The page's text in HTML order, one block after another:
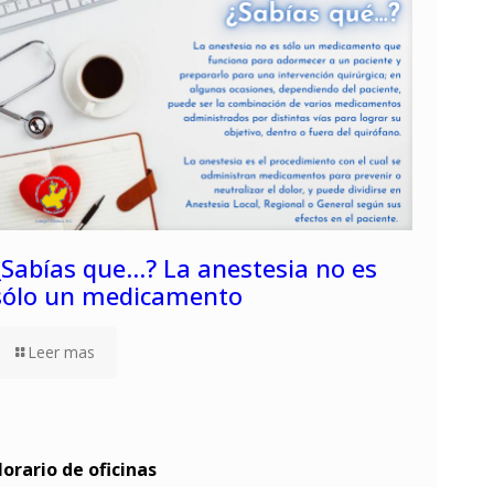
que…? La anestesia no es
un medicamento
Leer mas
de oficinas